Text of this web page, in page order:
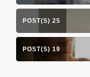
25 POST(S)
19 POST(S)